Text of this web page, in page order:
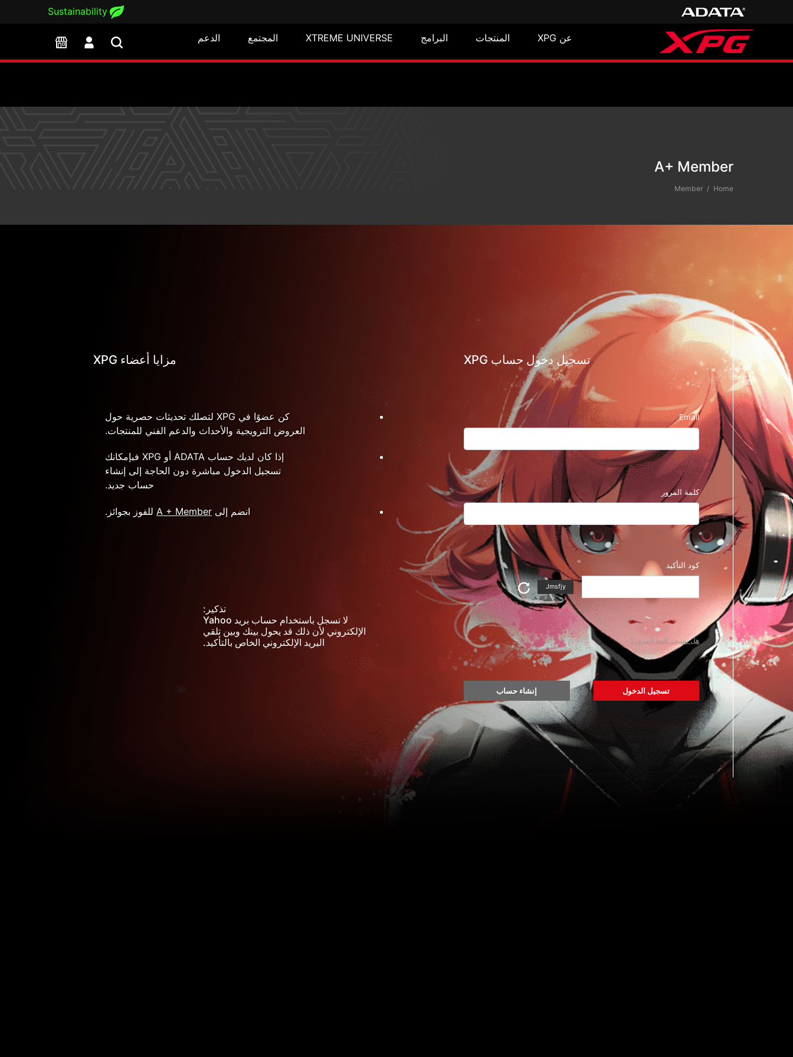
Sustainability
عن XPG المنتجات البرامج XTREME UNIVERSE المجتمع الدعم
A+ Member
A+ Member
Home
Member
تسجيل دخول حساب XPG
Email
كلمة المرور
كود التأكيد
Jmsfjy
هل نسيت كلمة المرور؟
تسجيل الدخول إنشاء حساب
مزايا أعضاء XPG
كن عضوًا في XPG لتصلك تحديثات حصرية حول
العروض الترويجية والأحداث والدعم الفني للمنتجات.
إذا كان لديك حساب ADATA أو XPG فبإمكانك
تسجيل الدخول مباشرة دون الحاجة إلى إنشاء
حساب جديد.
انضم إلى A + Member للفوز بجوائز.
تذكير:
لا تسجل باستخدام حساب بريد Yahoo
الإلكتروني لأن ذلك قد يحول بينك وبين تلقي
البريد الإلكتروني الخاص بالتأكيد.